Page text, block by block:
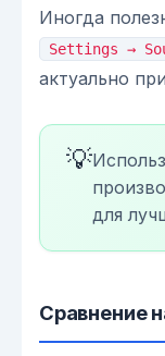
Иногда
Settings →
актуально
💡
для
Сравнение